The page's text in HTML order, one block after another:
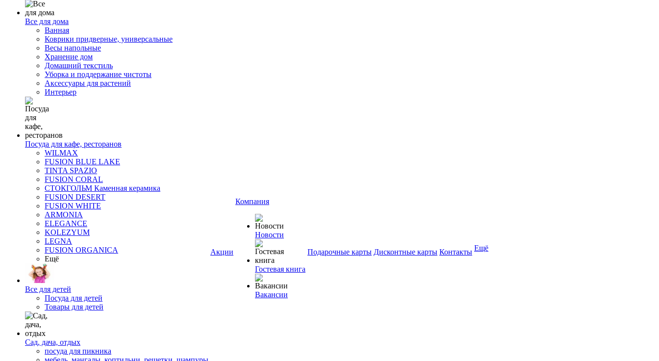
Все для дома
Ванная
Коврики придверные, универсальные
Весы напольные
Хранение дом
Домашний текстиль
Уборка и поддержание чистоты
Аксессуары для растений
Интерьер
Посуда для кафе, ресторанов
WILMAX
FUSION BLUE LAKE
TINTA SPAZIO
FUSION CORAL
СТОКГОЛЬМ Каменная керамика
FUSION DESERT
FUSION WHITE
ARMONIA
ELEGANCE
KOLEZYUM
LEGNA
FUSION ORGANICA
Ещё
Все для детей
Посуда для детей
Товары для детей
Сад, дача, отдых
посуда для пикника
Акции
Компания
Новости
Гостевая книга
Вакансии
Подарочные карты Дисконтные карты Контакты Ещё